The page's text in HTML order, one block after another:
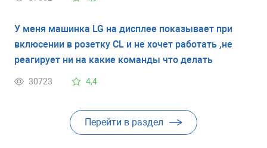
У меня машинка LG на дисплее показывает при
вклюсении в розетку CL и не хочет работать ,не
реагирует ни на какие команды что делать
30723 4,4
Перейти в раздел